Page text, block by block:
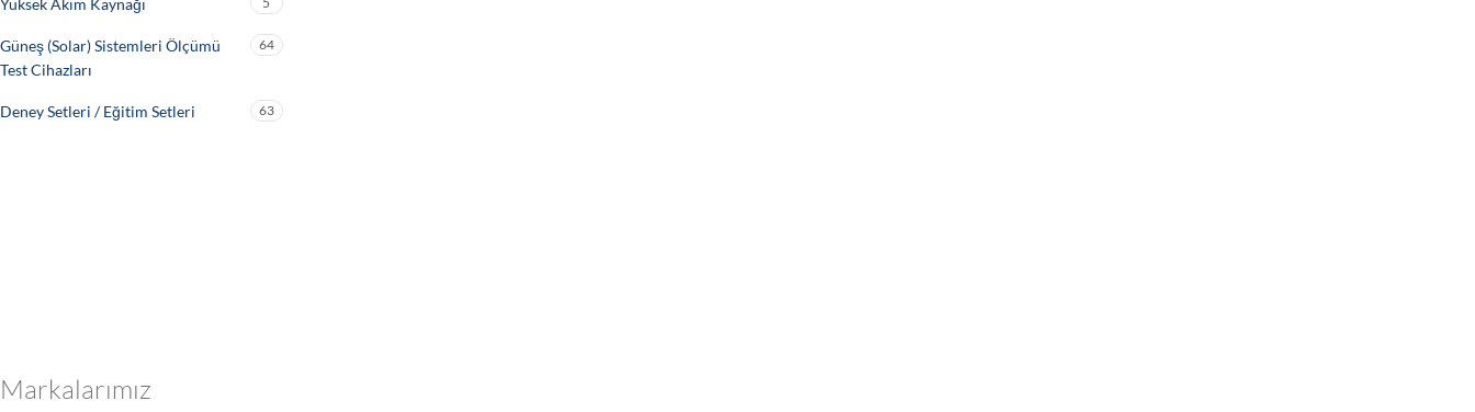
Yüksek Akım Kaynağı
Güneş (Solar) Sistemleri Ölçümü
Test Cihazları
64
Deney Setleri / Eğitim Setleri 63
Markalarımız